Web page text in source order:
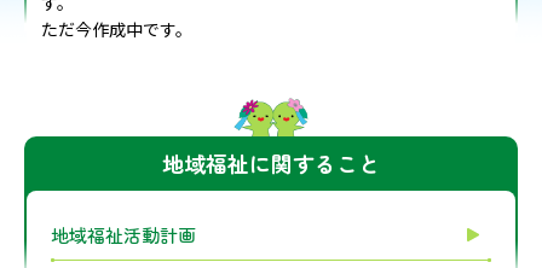
ただ今作成中です。
地域福祉に関すること
地域福祉活動計画